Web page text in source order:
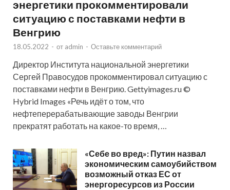
энергетики прокомментировали
ситуацию с поставками нефти в
Венгрию
18.05.2022 - от admin - Оставьте комментарий
Директор Института национальной энергетики
Сергей Правосудов прокомментировал ситуацию с
поставками нефти в Венгрию. Gettyimages.ru ©
Hybrid Images «Речь идёт о том, что
нефтеперерабатывающие заводы Венгрии
прекратят работать на какое-то время, …
«Себе во вред»: Путин назвал
экономическим самоубийством
возможный отказ ЕС от
энергоресурсов из России